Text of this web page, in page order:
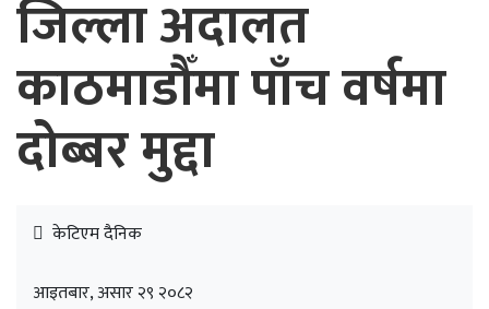
जिल्ला अदालत
काठमाडौँमा पाँच वर्षमा
दोब्बर मुद्दा
केटिएम दैनिक
आइतबार, असार २९ २०८२